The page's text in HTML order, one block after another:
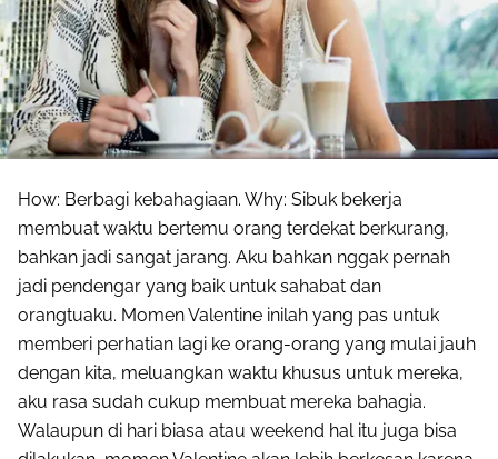
How: Berbagi kebahagiaan. Why: Sibuk bekerja
membuat waktu bertemu orang terdekat berkurang,
bahkan jadi sangat jarang. Aku bahkan nggak pernah
jadi pendengar yang baik untuk sahabat dan
orangtuaku. Momen Valentine inilah yang pas untuk
memberi perhatian lagi ke orang-orang yang mulai jauh
dengan kita, meluangkan waktu khusus untuk mereka,
aku rasa sudah cukup membuat mereka bahagia.
Walaupun di hari biasa atau weekend hal itu juga bisa